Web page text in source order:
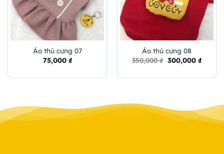
Áo thú cưng 07
75,000 ₫
Áo thú cưng 08
350,000₫ Original
price
350,000 ₫.
300,000 ₫
price